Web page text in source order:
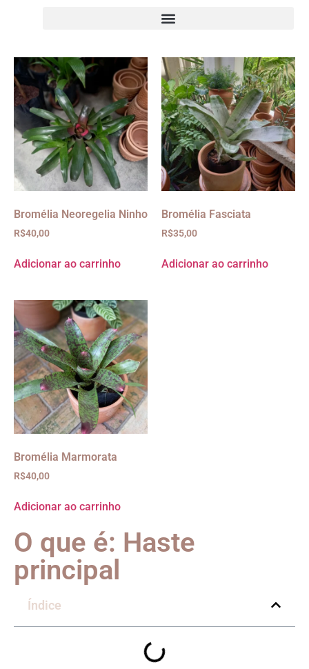
Bromélia Neoregelia Ninho
R$40,00
Adicionar ao carrinho
Bromélia Fasciata
R$35,00
Adicionar ao carrinho
Bromélia Marmorata
R$40,00
Adicionar ao carrinho
O que é: Haste
principal
Índice